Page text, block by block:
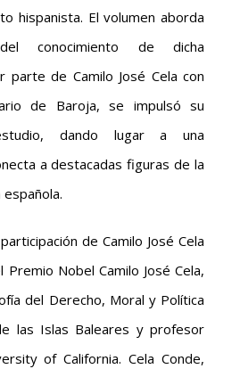
hispanista. El volumen aborda
conocimiento de dicha
parte de Camilo José Cela con
de Baroja, se impulsó su
dando lugar a una
a destacadas figuras de la
de Camilo José Cela
Premio Nobel Camilo José Cela,
del Derecho, Moral y Política
las Islas Baleares y profesor
of California. Cela Conde,